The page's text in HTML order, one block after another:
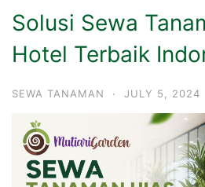
Solusi Sewa
Hotel Terbaik
SEWA TANAMAN · JULY 5, 2024